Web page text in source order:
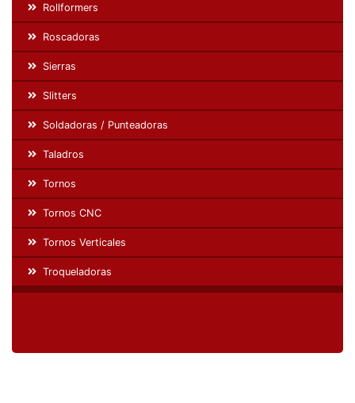
Rollformers
Roscadoras
Sierras
Slitters
Soldadoras / Punteadoras
Taladros
Tornos
Tornos CNC
Tornos Verticales
Troqueladoras